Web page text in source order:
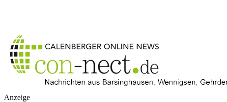
Anzeige